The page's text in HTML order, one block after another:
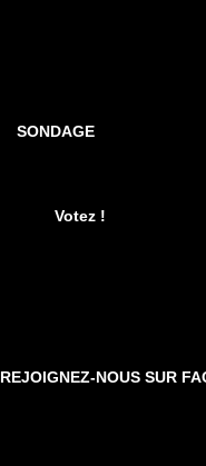
SONDAGE
REJOIGNEZ-NOUS SUR